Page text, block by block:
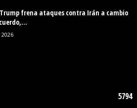
frena ataques contra Irán a cambio
5794